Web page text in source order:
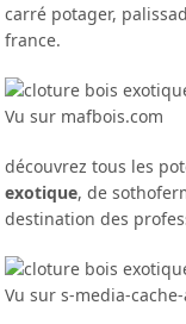
carré potager,
france.
Vu sur mafbois.com
découvrez tous les
exotique, de
destination des
Vu sur s-media-